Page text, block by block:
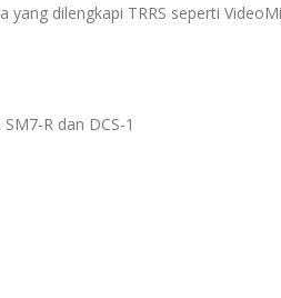
dilengkapi TRRS seperti
R dan DCS-1